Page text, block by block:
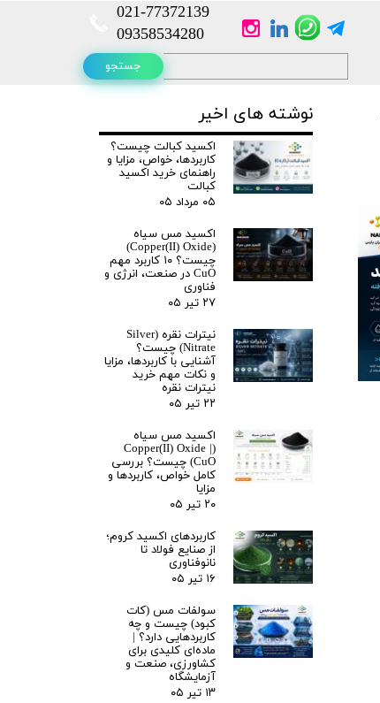
021-77372139​​​​​​​
​​​​​​​09358534280
جستجو
نوشته های اخیر
اکسید کبالت چیست؟
کاربردها، خواص، مزایا و
راهنمای خرید اکسید
کبالت
۰۵ مرداد ۰۵
اکسید مس سیاه
(Copper(II) Oxide)
چیست؟ ۱۰ کاربرد مهم
CuO در صنعت، انرژی و
فناوری
۲۷ تیر ۰۵
نیترات نقره (Silver
Nitrate) چیست؟
آشنایی با کاربردها، مزایا
و نکات مهم خرید
نیترات نقره
۲۲ تیر ۰۵
اکسید مس سیاه
(Copper(II) Oxide |
CuO) چیست؟ بررسی
کامل خواص، کاربردها و
مزایا
۲۰ تیر ۰۵
کاربردهای اکسید کروم؛
از صنایع فولاد تا
نانوفناوری
۱۶ تیر ۰۵
سولفات مس (کات
کبود) چیست و چه
کاربردهایی دارد؟ |
ماده‌ای کلیدی برای
کشاورزی، صنعت و
آزمایشگاه
۱۳ تیر ۰۵